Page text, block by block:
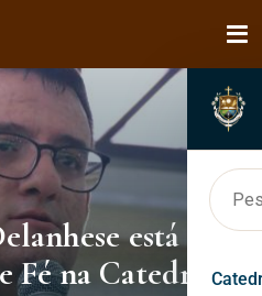
está no
Fé na Catedral!